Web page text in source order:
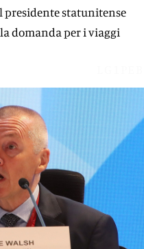
presidente statunitense
domanda per i viaggi